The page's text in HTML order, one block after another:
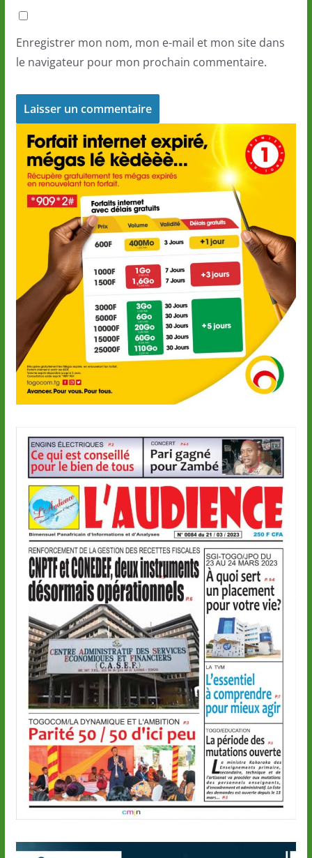
Enregistrer mon nom, mon e-mail et mon site dans
le navigateur pour mon prochain commentaire.